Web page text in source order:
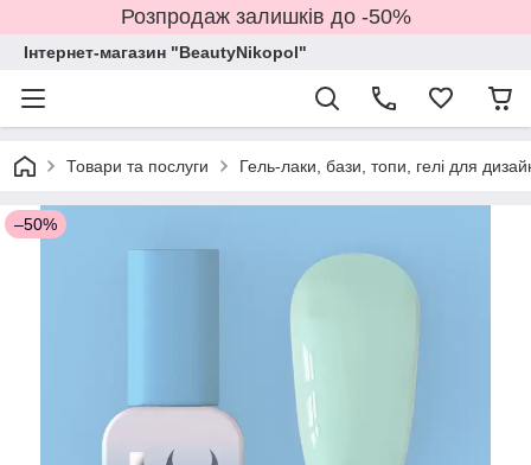
Розпродаж залишків до -50%
Інтернет-магазин "BeautyNikopol"
Товари та послуги Гель-лаки, бази, топи, гелі для
–50%